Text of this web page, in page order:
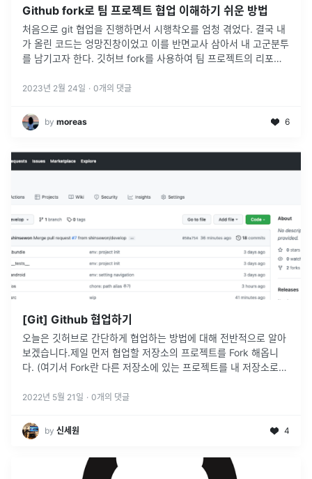
Github fork로 팀 프로젝트 협업 이해하기 쉬운 방법
처음으로 git 협업을 진행하면서 시행착오를 엄청 겪었다. 결국 내
가 올린 코드는 엉망진창이었고 이를 반면교사 삼아서 내 고군분투
를 남기고자 한다. 깃허브 fork를 사용하여 팀 프로젝트의 리포지
2023년 2월 24일 · 0개의 댓글
by moreas 6
[Git] Github 협업하기
오늘은 깃허브로 간단하게 협업하는 방법에 대해 전반적으로 알아
보겠습니다.제일 먼저 협업할 저장소의 프로젝트를 Fork 해옵니
다. (여기서 Fork란 다른 저장소에 있는 프로젝트를 내 저장소로
에 clon ...
2022년 5월 21일 · 0개의 댓글
by 신세원 4